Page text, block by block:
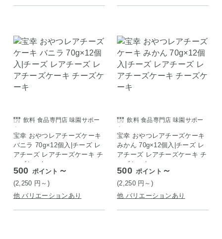
飲料 食品専門店 味園サポー
ト
宝幸 おやつレアチーズケーキ
バニラ 70g×12個入|チーズ レ
アチーズ レアチーズケーキ チ
ーズケーキ
500 ポイント ～
(2,250 円 ～)
他 バリエーションあり
飲料 食品専門店 味園サポー
ト
宝幸 おやつレアチーズケーキ
みかん 70g×12個入|チーズ レ
アチーズ レアチーズケーキ チ
ーズケーキ
500 ポイント ～
(2,250 円 ～)
他 バリエーションあり